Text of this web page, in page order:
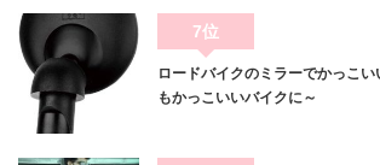
7位
ロードバイクのミラーでかっこ
もかっこいいバイクに～